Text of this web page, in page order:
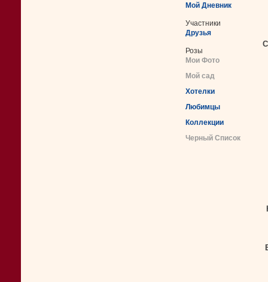
Мой Дневник
Участники
Друзья
Розы
Мои Фото
Мой сад
Хотелки
Любимцы
Коллекции
Черный Список